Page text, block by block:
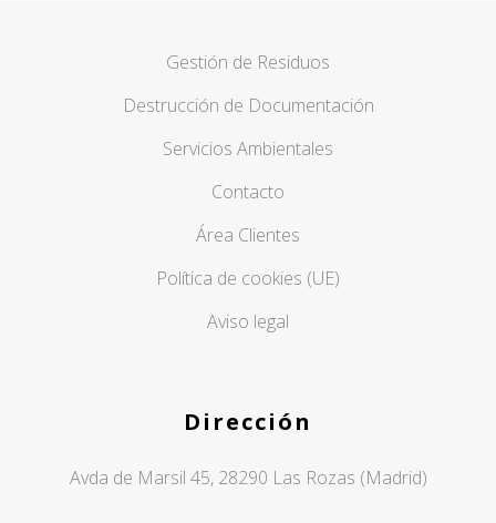
Gestión de Residuos
Destrucción de Documentación
Servicios Ambientales
Contacto
Área Clientes
Política de cookies (UE)
Aviso legal
Dirección
Avda de Marsil 45, 28290 Las Rozas (Madrid)